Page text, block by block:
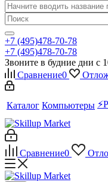
+7 (495)478-70-78
+7 (495)478-70-78
Звоните в будние дни с
Сравнение0
Каталог Компьютеры
Сравнение0